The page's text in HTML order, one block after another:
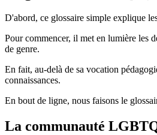
D'abord, ce glossaire simple explique
Pour commencer, il met en lumière les
de genre.
En fait, au-delà de sa vocation
connaissances.
En bout de ligne, nous faisons le
La communauté